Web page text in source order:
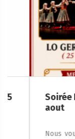
Soirée
Nous vous